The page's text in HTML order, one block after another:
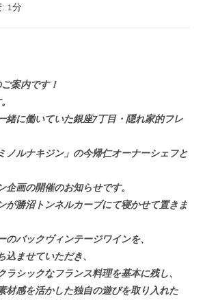
1分
案内です！
緒に働いていた銀座7丁目・隠れ家的フレ
ノルナキジン」の今帰仁オーナーシェフと
企画の開催のお知らせです。
が勝沼トンネルカーブにて寝かせて置きま
のバックヴィンテージワインを、
込ませていただき、
ラシックなフランス料理を基本に残し、
材感を活かした独自の遊びを取り入れた